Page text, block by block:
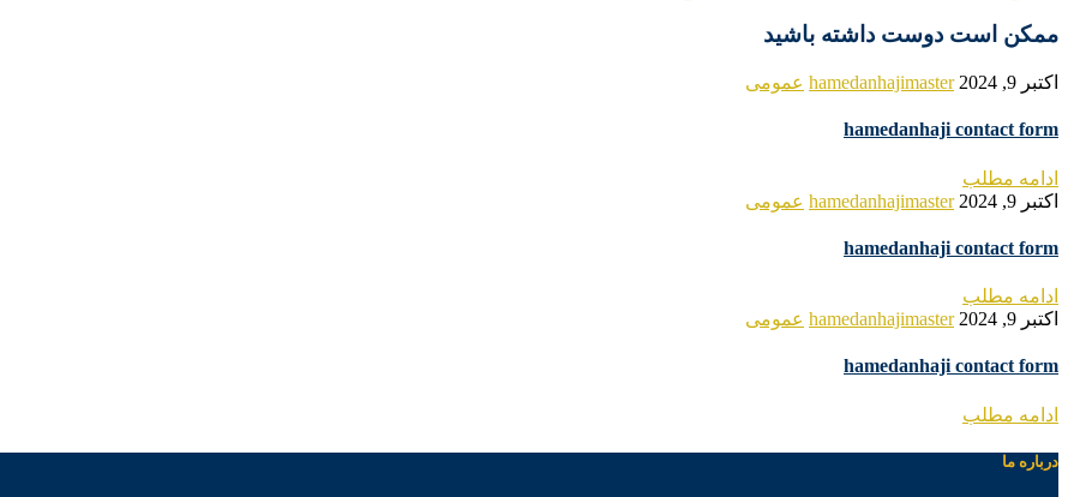
ممکن است دوست داشته باشید
اکتبر 9, 2024 hamedanhajimaster عمومی
hamedanhaji contact form
ادامه مطلب
اکتبر 9, 2024
hamedanhajimaster عمومی
hamedanhaji contact form
ادامه مطلب
اکتبر 9, 2024
hamedanhajimaster عمومی
hamedanhaji contact form
ادامه مطلب
درباره ما